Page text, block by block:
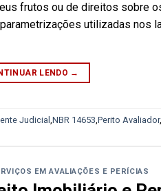
frutos ou de direitos sobre
utilizadas nos
LENDO →
Judicial NBR 14653 Perito Avaliador,
EM AVALIAÇÕES E PERÍCIAS